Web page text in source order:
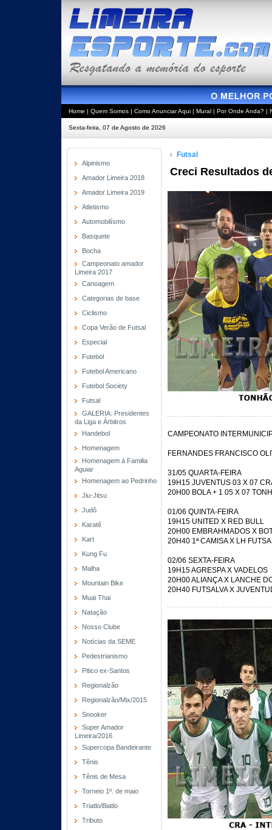
Home | Quem Somos | Como Anunciar Aqui | Mural | Por Onde Anda? |
Sexta-feira, 07 de Agosto de 2026
Alpinismo
Amador Limeira 2018
Amador Limeira 2019
Atletismo
Automobilísmo
Basquete
Bocha
Campeonato amador
Limeira 2017
Canoagem
Categorias de base
Ciclismo
Copa Verão de Futsal
Especial
Futebol
Futebol Americano
Futebol Society
Futsal
GALERIA: Presidentes
da Liga e Árbitros
Handebol
Homenagem
Homenagem à Familia
Aguiar
Homenagem ao Pedrinho
Jiu-Jitsu
Judô
Karatê
Kart
Kung Fu
Malha
Mountain Bike
Muai Thai
Natação
Nosso Clube
Notícias da SEME
Pedestrianismo
Pitico ex-Santos
Regionalzão
Regionalzão/Mix/2015
Snooker
Super Amador
Limeira/2016
Supercopa Bandeirante
Tênis
Tênis de Mesa
Torneio 1º. de maio
Triatlo/Biatlo
Tributo
Futsal
Creci Resultados
CAMPEONATO
FERNANDES FRANCISCO
31/05 QUARTA-FEIRA
19H15 JUVENTUS 03 X 07
20H00 BOLA + 1 05 X 07
01/06 QUINTA-FEIRA
19H15 UNITED X RED BULL
20H00 EMBRAHMADOS X
20H40 1ª CAMISA X LH
02/06 SEXTA-FEIRA
19H15 AGRESPA X VADELOS
20H00 ALIANÇA X LANCHE
20H40 FUTSALVA X